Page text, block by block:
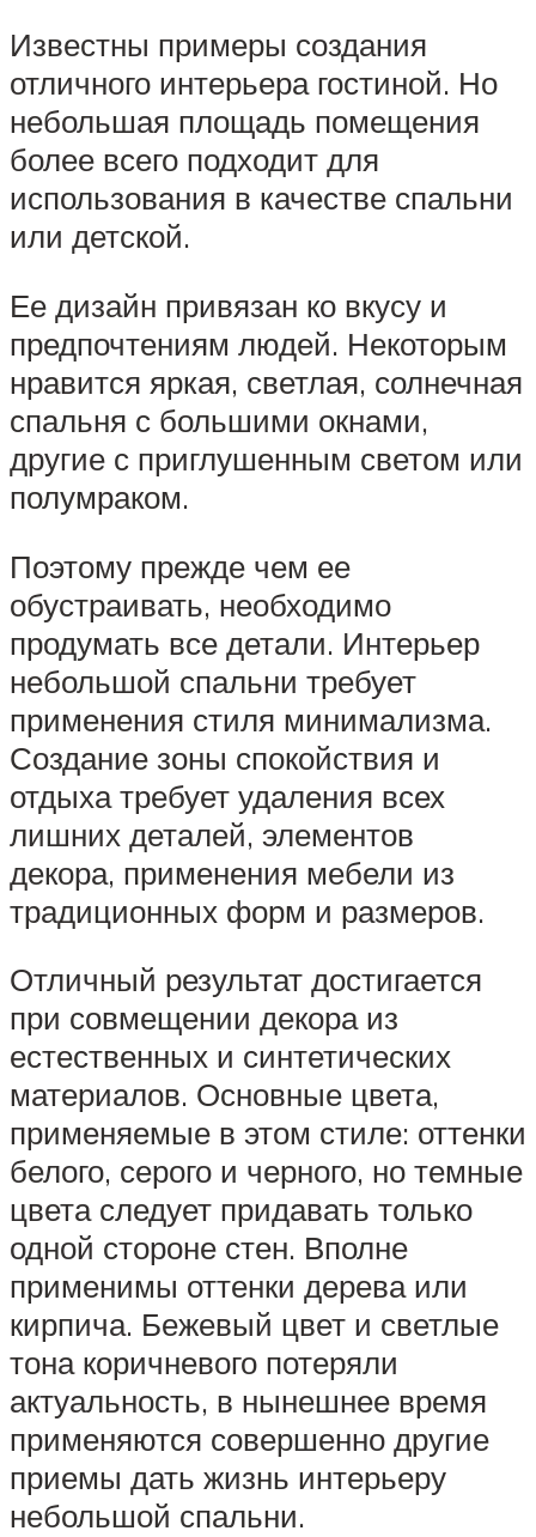
Известны примеры создания
отличного интерьера гостиной. Но
небольшая площадь помещения
более всего подходит для
использования в качестве спальни
или детской.
Ее дизайн привязан ко вкусу и
предпочтениям людей. Некоторым
нравится яркая, светлая, солнечная
спальня с большими окнами,
другие с приглушенным светом или
полумраком.
Поэтому прежде чем ее
обустраивать, необходимо
продумать все детали. Интерьер
небольшой спальни требует
применения стиля минимализма.
Создание зоны спокойствия и
отдыха требует удаления всех
лишних деталей, элементов
декора, применения мебели из
традиционных форм и размеров.
Отличный результат достигается
при совмещении декора из
естественных и синтетических
материалов. Основные цвета,
применяемые в этом стиле: оттенки
белого, серого и черного, но темные
цвета следует придавать только
одной стороне стен. Вполне
применимы оттенки дерева или
кирпича. Бежевый цвет и светлые
тона коричневого потеряли
актуальность, в нынешнее время
применяются совершенно другие
приемы дать жизнь интерьеру
небольшой спальни.